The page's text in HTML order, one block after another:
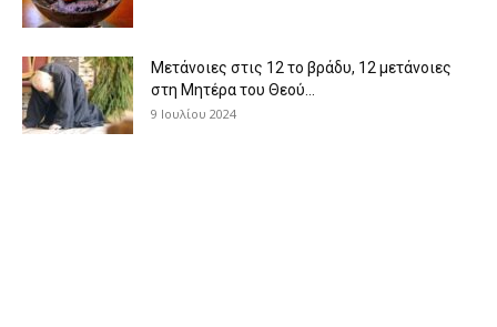
Μετάνοιες στις 12 το βράδυ, 12 μετάνοιες
στη Μητέρα του Θεού...
9 Ιουλίου 2024